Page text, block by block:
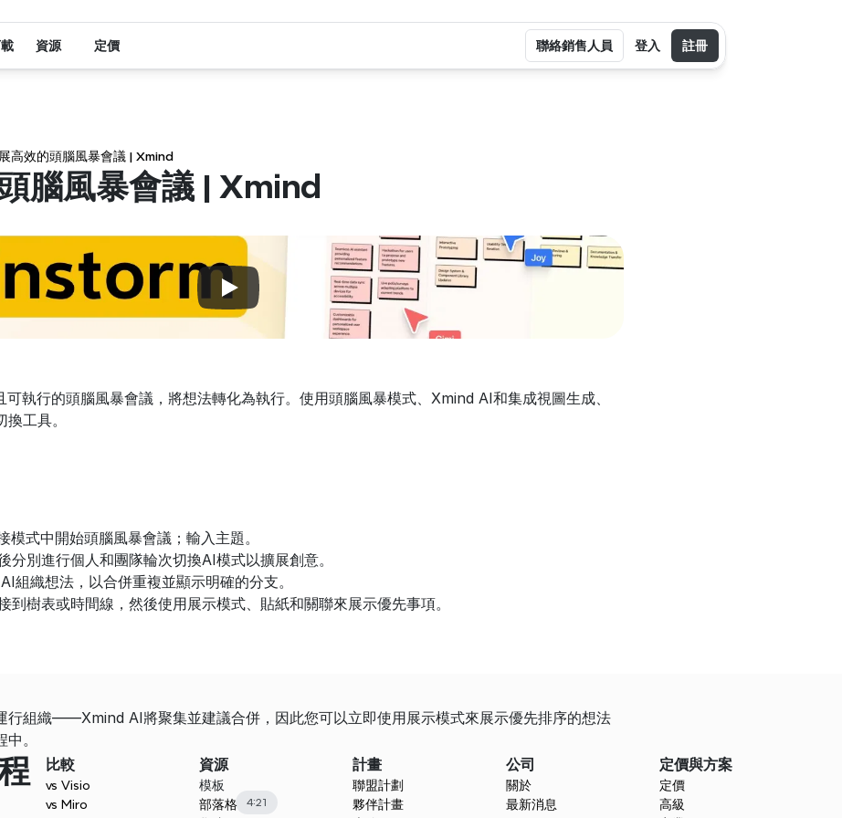
高效的頭腦風暴會議 | Xmind
腦風暴會議 | Xmind
執行的頭腦風暴會議，將想法轉化為執行。使用頭腦風暴模式、Xmind AI和集成視圖生成、
工具。
式中開始頭腦風暴會議；輸入主題。
分別進行個人和團隊輪次切換AI模式以擴展創意。
組織想法，以合併重複並顯示明確的分支。
到樹表或時間線，然後使用展示模式、貼紙和關聯來展示優先事項。
行組織——Xmind AI將聚集並建議合併，因此您可以立即使用展示模式來展示優先排序的想法
。
4:21
比較
vs Visio
vs Miro
資源
模板
部落格
計畫
聯盟計劃
夥伴計畫
公司
關於
最新消息
定價與方案
定價
高級
資源 定價 聯絡銷售人員 登入 註冊